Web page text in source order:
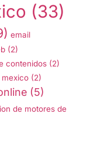
(33)
email
(2)
contenidos (2)
mexico (2)
(5)
de motores de